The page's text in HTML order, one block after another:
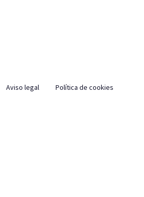
Aviso legal Política de cookies